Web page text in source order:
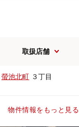
取扱店舗
螢池北町 ３丁目
物件情報をもっと見る